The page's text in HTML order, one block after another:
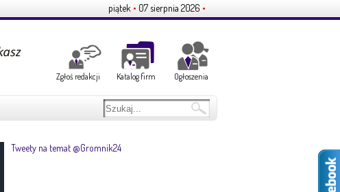
piątek • 07 sierpnia 2026 •
Zgłoś redakcji Katalog firm Ogłoszenia
Tweety na temat @Gromnik24